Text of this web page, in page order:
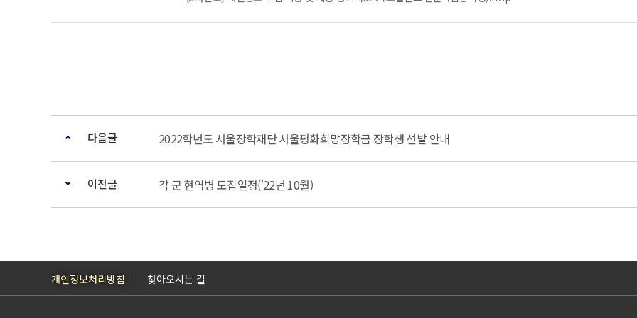
다음글 2022학년도 서울장학재단 서울평화희망장학금 장학생 선발 안내
이전글 각 군 현역병 모집일정('22년 10월)
개인정보처리방침 찾아오시는 길